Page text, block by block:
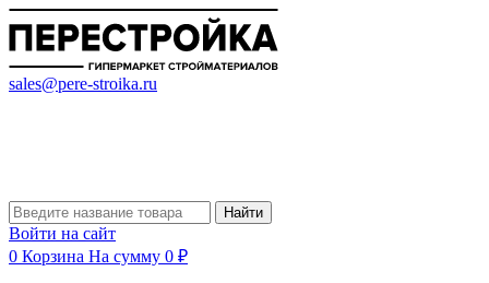
sales@pere-stroika.ru
Найти
Войти на сайт
0 Корзина На сумму 0 ₽